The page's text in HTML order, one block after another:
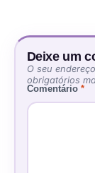
Deixe um
O seu
obrigatórios
Comentário *